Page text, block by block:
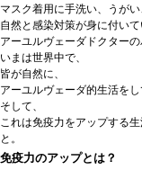
マスク着用に手洗い、うがい
自然と感染対策が身に付いて
アーユルヴェーダドクターの
いまは世界中で、
皆が自然に、
アーユルヴェーダ的生活をし
そして、
これは免疫力をアップする生
と。
免疫力のアップとは？